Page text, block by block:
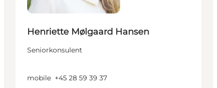
Henriette Mølgaard Hansen
Seniorkonsulent
mobile +45 28 59 39 37